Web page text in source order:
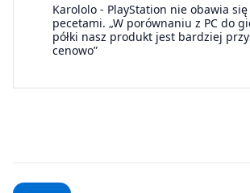
Karololo - PlayStation nie obawia
pecetami. „W porównaniu z PC do
półki nasz produkt jest bardziej
cenowo”